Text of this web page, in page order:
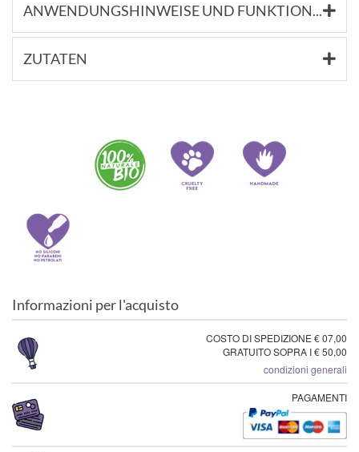
ANWENDUNGSHINWEISE UND FUNKTIONSSTOFFE
ZUTATEN
Informazioni per l'acquisto
COSTO DI SPEDIZIONE € 07,00
GRATUITO SOPRA I € 50,00
condizioni generali
PAGAMENTI